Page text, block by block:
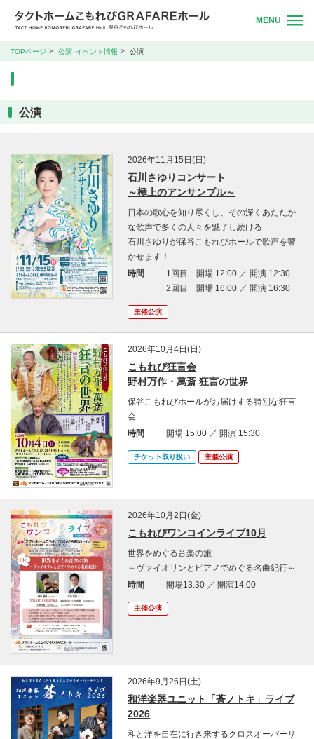
MENU
TOPページ 公演･イベント情報 公演
公演
2026年11月15日(日)
石川さゆりコンサート
～極上のアンサンブル～
日本の歌心を知り尽くし、その深くあたたか
な歌声で多くの人々を魅了し続ける
石川さゆりが保谷こもれびホールで歌声を響
かせます！
時間
1回目 開場 12:00 ／ 開演 12:30
2回目 開場 16:00 ／ 開演 16:30
主催公演
2026年10月4日(日)
こもれび狂言会
野村万作・萬斎 狂言の世界
保谷こもれびホールがお届けする特別な狂言
会
時間
開場 15:00 ／ 開演 15:30
チケット取り扱い 主催公演
2026年10月2日(金)
こもれびワンコインライブ10月
世界をめぐる音楽の旅
～ヴァイオリンとピアノでめぐる名曲紀行～
時間
開場13:30 ／ 開演14:00
主催公演
2026年9月26日(土)
和洋楽器ユニット「蒼ノトキ」ライブ
2026
和と洋を自在に行き来するクロスオーバーサ